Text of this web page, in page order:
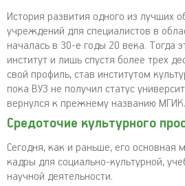
История развития одного из лучших
учреждений для специалистов в
началась в 30-е годы 20 века. Тогда
институт и лишь спустя более трех
свой профиль, став институтом
пока ВУЗ не получил статус
вернулся к прежнему названию МГИК.
Средоточие культурного
Сегодня, как и раньше, его основная
кадры для социально-культурной,
научной деятельности.